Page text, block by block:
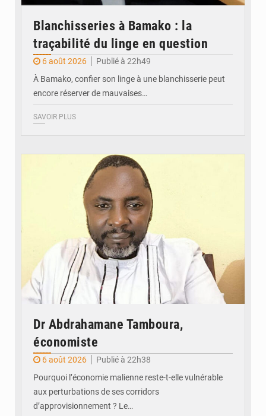
Blanchisseries à Bamako : la
traçabilité du linge en question
6 août 2026
Publié à 22h49
À Bamako, confier son linge à une blanchisserie peut
encore réserver de mauvaises…
SAVOIR PLUS
Dr Abdrahamane Tamboura,
économiste
6 août 2026
Publié à 22h38
Pourquoi l’économie malienne reste-t-elle vulnérable
aux perturbations de ses corridors
d’approvisionnement ? Le…